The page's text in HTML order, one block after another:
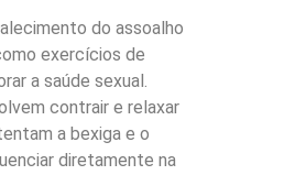
do assoalho
exercícios de
a saúde sexual.
contrair e relaxar
a bexiga e o
diretamente na